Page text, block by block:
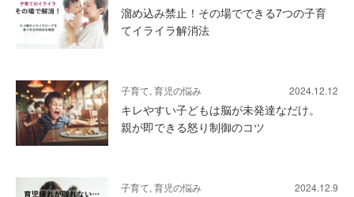
溜め込み禁止！その場でできる7つの子育
てイライラ解消法
子育て, 育児の悩み 2024.12.12
キレやすい子どもは脳が未発達なだけ。
親が即できる怒り制御のコツ
子育て, 育児の悩み 2024.12.9